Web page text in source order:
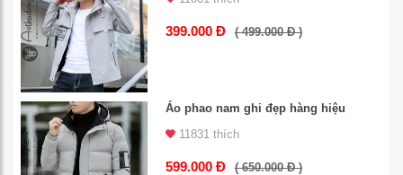
399.000 Đ ( 499.000 Đ )
Áo phao nam ghi đẹp hàng hiệu
11831 thích
599.000 Đ ( 650.000 Đ )